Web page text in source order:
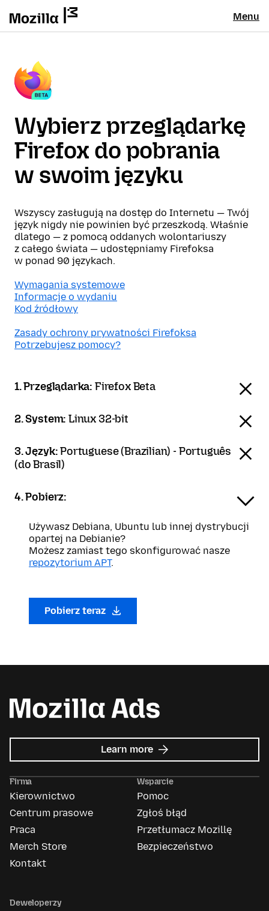
Menu
Wybierz przeglądarkę
Firefox do pobrania
w swoim języku
Wszyscy zasługują na dostęp do Internetu — Twój
język nigdy nie powinien być przeszkodą. Właśnie
dlatego — z pomocą oddanych wolontariuszy
z całego świata — udostępniamy Firefoksa
w ponad 90 językach.
Wymagania systemowe
Informacje o wydaniu
Kod źródłowy
Zasady ochrony prywatności Firefoksa
Potrzebujesz pomocy?
1. Przeglądarka: Firefox Beta
2. System:Linux 32-bit
3. Język:Portuguese (Brazilian) - Português
(do Brasil)
4. Pobierz:
Używasz Debiana, Ubuntu lub innej dystrybucji
opartej na Debianie?
Możesz zamiast tego skonfigurować nasze
repozytorium APT.
Pobierz teraz
Learn more about
Mozilla
Firma
Kierownictwo
Centrum prasowe
Praca
Merch Store
Kontakt
Wsparcie
Pomoc
Zgłoś błąd
Przetłumacz Mozillę
Bezpieczeństwo
Deweloperzy